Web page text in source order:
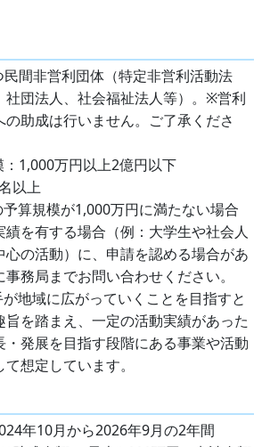
間非営利団体（特定非営利活動法
社団法人、社会福祉法人等）。※営利
の助成は行いません。ご了承くださ
1,000万円以上2億円以下
以上
算規模が1,000万円に満たない場合
績を有する場合（例：大学生や社会人
心の活動）に、申請を認める場合があ
務局までお問い合わせください。
地域に広がっていくことを目指すと
旨を踏まえ、一定の活動実績があった
・発展を目指す段階にある事業や活動
想定しています。
年10月から2026年9月の2年間